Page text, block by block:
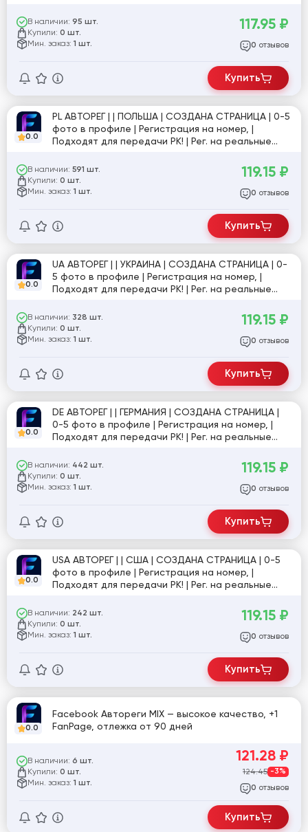
привязана почта ферстмаил, номер
отвязывается без WhatsApp (работать через
куки), друзей 0-5, Useragent, JSON-куки. #Caes
В наличии: 95 шт.
Купили: 0 шт.
Мин. заказ: 1 шт.
117.95 ₽
0 отзывов
Купить
0.0
PL АВТОРЕГ | | ПОЛЬША | СОЗДАНА СТРАНИЦА | 0-5
фото в профиле | Регистрация на номер, |
Подходят для передачи РК! | Рег. на реальные
(работать через куки), друзей 0-5, Useragent,
JSON-куки. №Caes [856785]
В наличии: 591 шт.
Купили: 0 шт.
Мин. заказ: 1 шт.
119.15 ₽
0 отзывов
Купить
0.0
UA АВТОРЕГ | | УКРАИНА | СОЗДАНА СТРАНИЦА | 0-
5 фото в профиле | Регистрация на номер, |
Подходят для передачи РК! | Рег. на реальные
(работать через куки), друзей 0-5, Useragent,
JSON-куки. №Caes
В наличии: 328 шт.
Купили: 0 шт.
Мин. заказ: 1 шт.
119.15 ₽
0 отзывов
Купить
0.0
DE АВТОРЕГ | | ГЕРМАНИЯ | СОЗДАНА СТРАНИЦА |
0-5 фото в профиле | Регистрация на номер, |
Подходят для передачи РК! | Рег. на реальные
(работать через куки), друзей 0-5, Useragent,
JSON-куки. №Caes [856788]
В наличии: 442 шт.
Купили: 0 шт.
Мин. заказ: 1 шт.
119.15 ₽
0 отзывов
Купить
0.0
USA АВТОРЕГ | | США | СОЗДАНА СТРАНИЦА | 0-5
фото в профиле | Регистрация на номер, |
Подходят для передачи РК! | Рег. на реальные
(работать через куки), друзей 0-5, Useragent,
JSON-куки. №Caes
В наличии: 242 шт.
Купили: 0 шт.
Мин. заказ: 1 шт.
119.15 ₽
0 отзывов
Купить
0.0
Facebook Автореги MIX — высокое качество, +1
FanPage, отлежка от 90 дней
В наличии: 6 шт.
Купили: 0 шт.
Мин. заказ: 1 шт.
121.28 ₽
124.45 -3%
0 отзывов
Купить